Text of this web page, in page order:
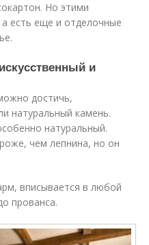
Но этими
есть еще и отделочные
и
достичь,
натуральный камень.
натуральный.
чем лепнина, но он
вписывается в любой
прованса.